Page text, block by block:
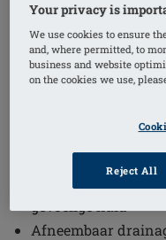
Bestelcode: 2160-XXL C/D
Zacht katoen biedt
Afneembaar
Your privacy is
We use cookies to ensure
and, where permitted, to
business and website
on the cookies we use,
Reject All